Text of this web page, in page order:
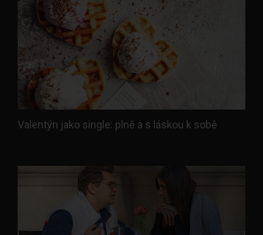
Valentýn jako single: plně a s láskou k sobě